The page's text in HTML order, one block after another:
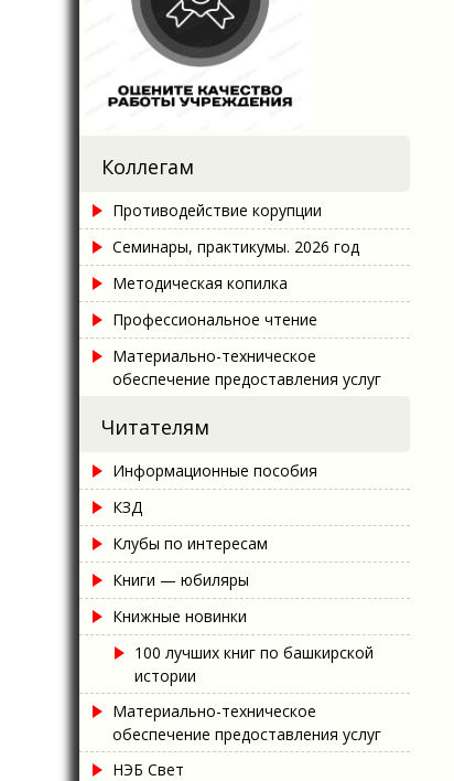
Коллегам
Противодействие корупции
Семинары, практикумы. 2026 год
Методическая копилка
Профессиональное чтение
Материально-техническое
обеспечение предоставления услуг
Читателям
Информационные пособия
КЗД
Клубы по интересам
Книги — юбиляры
Книжные новинки
100 лучших книг по башкирской
истории
Материально-техническое
обеспечение предоставления услуг
НЭБ Свет